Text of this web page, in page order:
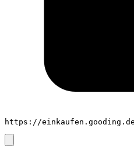
https://